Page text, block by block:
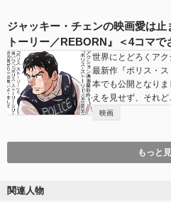
ジャッキー・チェンの映画愛は
トーリー／REBORN』＜4コマで
世界にとどろくア
最新作『ポリス・
本でも公開となり
えを見せず、それ
映画
もっと
関連人物